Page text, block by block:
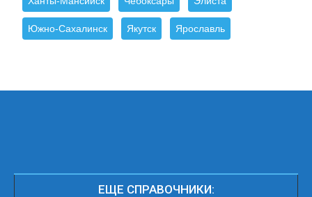
Южно-Сахалинск Якутск Ярославль
ЕЩЕ СПРАВОЧНИКИ: